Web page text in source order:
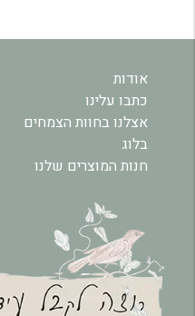
אודות
כתבו עלינו
אצלנו בחוות הצמחים
בלוג
חנות המוצרים שלנו